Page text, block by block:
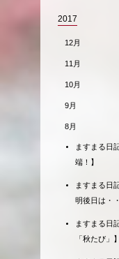
2017
12月
11月
10月
9月
8月
ますまる日
端！】
ますまる日
明後日は・
ますまる日
「秋たび」】